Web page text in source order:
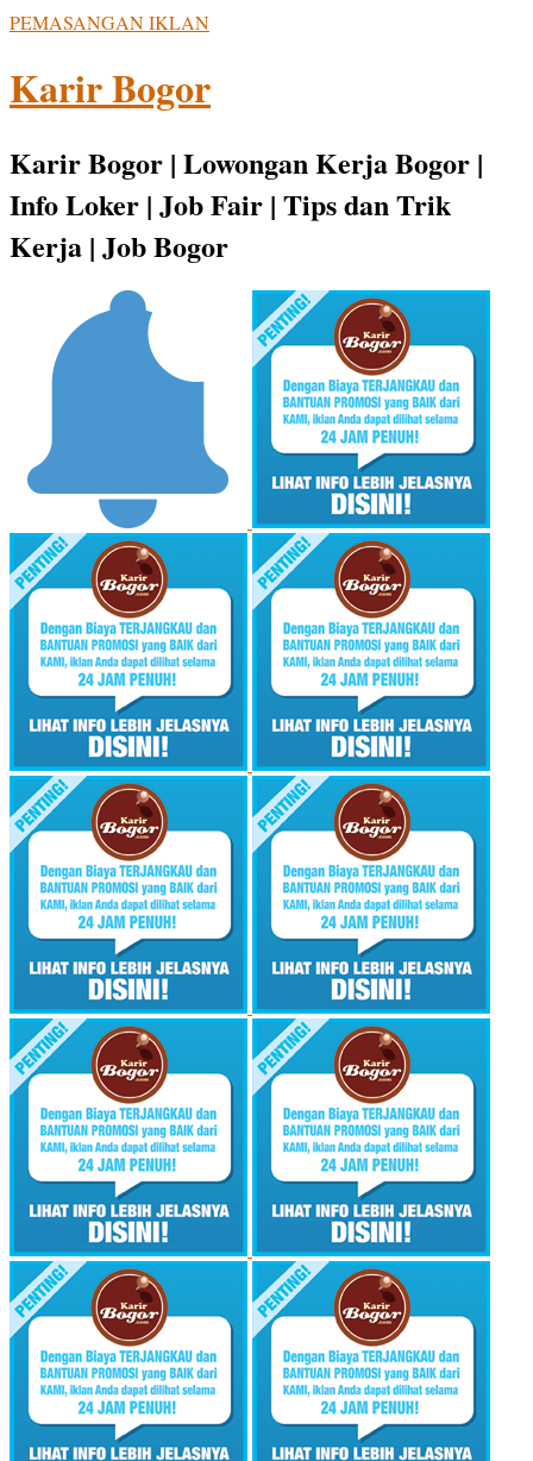
PEMASANGAN IKLAN
Karir Bogor
Karir Bogor | Lowongan Kerja Bogor |
Info Loker | Job Fair | Tips dan Trik
Kerja | Job Bogor